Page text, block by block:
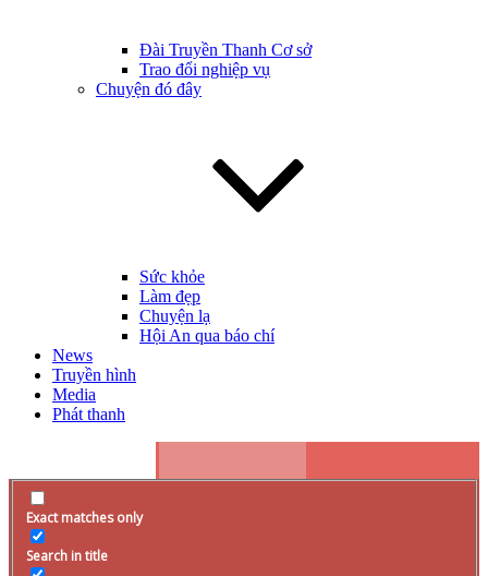
Đài Truyền Thanh Cơ sở
Trao đổi nghiệp vụ
Chuyện đó đây
Sức khỏe
Làm đẹp
Chuyện lạ
Hội An qua báo chí
News
Truyền hình
Media
Phát thanh
Exact matches only
Search in title